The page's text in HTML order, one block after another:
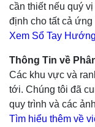
cần thiết nếu quý
định cho tất cả ứng
Xem Sổ Tay
Thông Tin về
Các khu vực và
tới. Chúng tôi đã
quy trình và các
Tìm hiểu thêm về